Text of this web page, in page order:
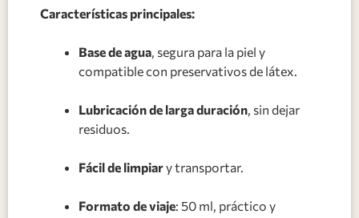
Características principales:
Base de agua , segura para la piel y
compatible con preservativos de látex.
Lubricación de larga duración , sin dejar
residuos.
Fácil de limpiary transportar.
Formato de viaje: 50 ml, práctico y